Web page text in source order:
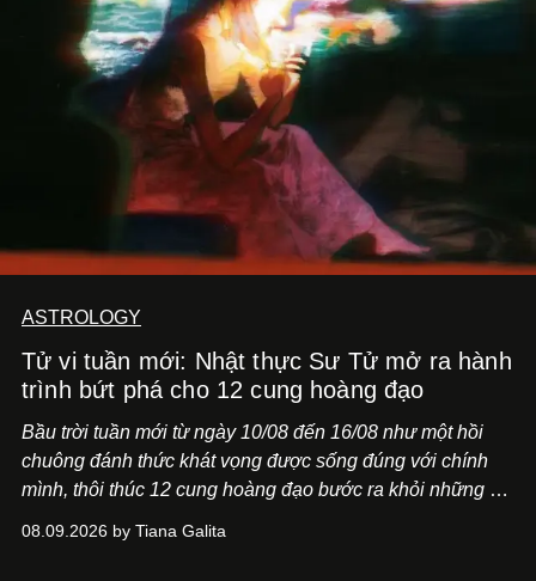
ASTROLOGY
Tử vi tuần mới: Nhật thực Sư Tử mở ra hành
trình bứt phá cho 12 cung hoàng đạo
Bầu trời tuần mới từ ngày 10/08 đến 16/08 như một hồi
chuông đánh thức khát vọng được sống đúng với chính
mình, thôi thúc 12 cung hoàng đạo bước ra khỏi những vỏ
08.09.2026 by Tiana Galita